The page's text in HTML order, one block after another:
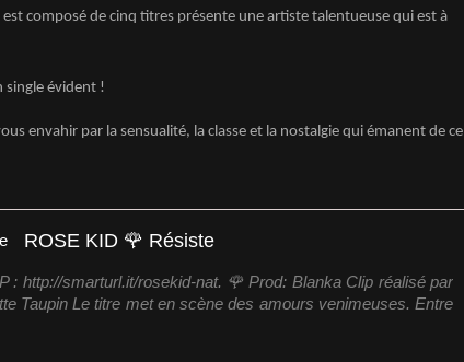
est composé de cinq titres présente une artiste talentueuse qui est à
single évident !
envahir par la sensualité, la classe et la nostalgie qui émanent de ce
ROSE KID 🌹 Résiste
: http://smarturl.it/rosekid-nat. 🌹 Prod: Blanka Clip réalisé par
Taupin Le titre met en scène des amours venimeuses. Entre